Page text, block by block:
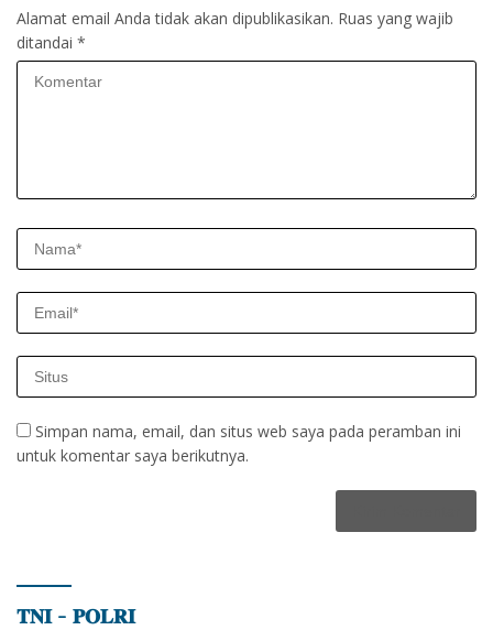
Alamat email Anda tidak akan dipublikasikan. Ruas yang wajib
ditandai *
Simpan nama, email, dan situs web saya pada peramban ini
untuk komentar saya berikutnya.
𝐓𝐍𝐈 – 𝐏𝐎𝐋𝐑𝐈